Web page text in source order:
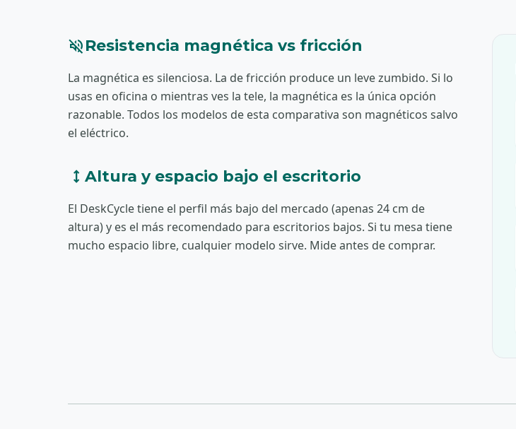
volume_offResistencia magnética vs fricción
La magnética es silenciosa. La de fricción produce un leve zumbido. Si lo
usas en oficina o mientras ves la tele, la magnética es la única opción
razonable. Todos los modelos de esta comparativa son magnéticos salvo
el eléctrico.
height Altura y espacio bajo el escritorio
El DeskCycle tiene el perfil más bajo del mercado (apenas 24 cm de
altura) y es el más recomendado para escritorios bajos. Si tu mesa tiene
mucho espacio libre, cualquier modelo sirve. Mide antes de comprar.